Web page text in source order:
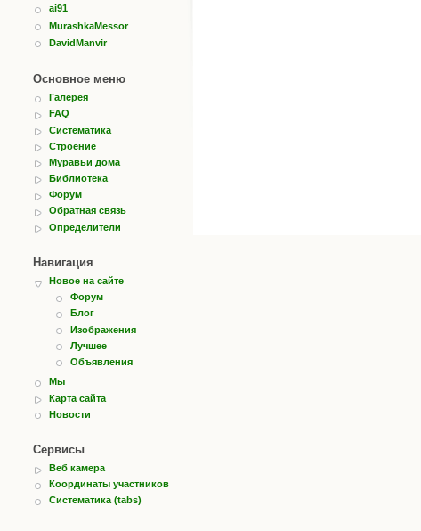
ai91
MurashkaMessor
DavidManvir
Основное меню
Галерея
FAQ
Систематика
Строение
Муравьи дома
Библиотека
Форум
Обратная связь
Определители
Навигация
Новое на сайте
Форум
Блог
Изображения
Лучшее
Объявления
Мы
Карта сайта
Новости
Сервисы
Веб камера
Координаты участников
Систематика (tabs)